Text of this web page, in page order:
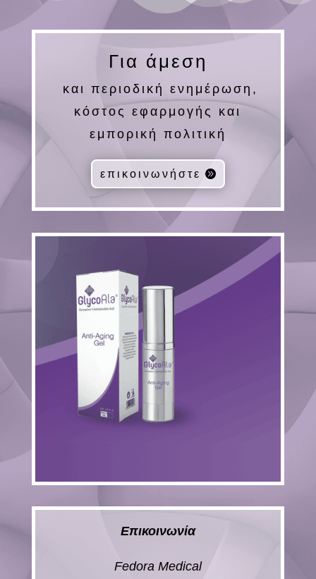
Για άμεση
και περιοδική ενημέρωση,
κόστος εφαρμογής και
εμπορική πολιτική
επικοινωνήστε
Επικοινωνία
Fedora Medical